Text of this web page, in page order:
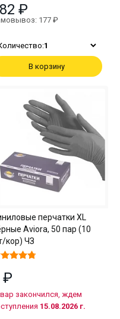
₽
177 ₽
1
В корзину
перчатки XL
Aviora, 50 пар (10
кор) ЧЗ
₽
закончился, ждем
15.08.2026 г.